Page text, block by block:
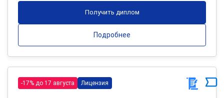
Получить диплом
Подробнее
-17% до 17 августа Лицензия